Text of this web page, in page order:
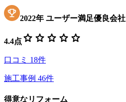
2022年 ユーザー満足優良会社
4.4点 star star star star star
口コミ 18件
施工事例 46件
得意なリフォーム